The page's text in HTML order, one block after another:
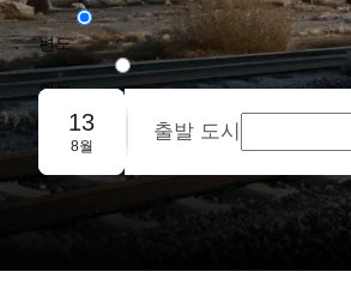
편도
왕복
단체 예약
13
8월
출발 도시